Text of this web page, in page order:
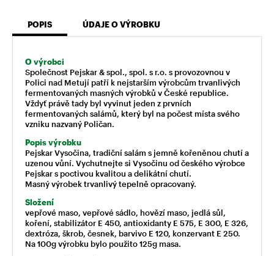
POPIS ÚDAJE O VÝROBKU
O výrobci
Společnost Pejskar & spol., spol. s r.o. s provozovnou v
Polici nad Metují patří k nejstarším výrobcům trvanlivých
fermentovaných masných výrobků v České republice.
Vždyť právě tady byl vyvinut jeden z prvních
fermentovaných salámů, který byl na počest místa svého
vzniku nazvaný Poličan.
Popis výrobku
Pejskar Vysočina, tradiční salám s jemně kořeněnou chutí a
uzenou vůní. Vychutnejte si Vysočinu od českého výrobce
Pejskar s poctivou kvalitou a delikátní chutí.
Masný výrobek trvanlivý tepelně opracovaný.
Složení
vepřové maso, vepřové sádlo, hovězí maso, jedlá sůl,
koření, stabilizátor E 450, antioxidanty E 575, E 300, E 326,
dextróza, škrob, česnek, barvivo E 120, konzervant E 250.
Na 100g výrobku bylo použito 125g masa.